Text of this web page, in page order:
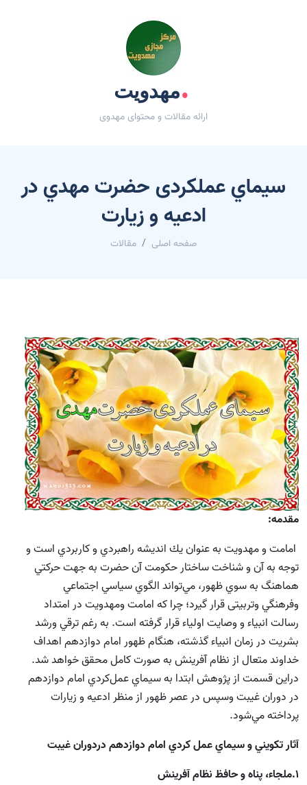
.مهدویت
ارائه مقالات و محتوای مهدوی
سيماي عملکردی حضرت مهدي در
ادعیه و زیارت
صفحه اصلی مقالات
مقدمه:
امامت و مهدويت به عنوان يك انديشه راهبردي و كاربردي است و
توجه به آن و شناخت ساختار حكومت آن حضرت به جهت حركتي
هماهنگ به سوي ظهور، مي‌تواند الگوي سياسي اجتماعي
وفرهنگي وتربیتی قرار گيرد؛ چرا که امامت ومهدويت در امتداد
رسالت انبياء و وصايت اولياء قرار گرفته است. به رغم ترقي ورشد
بشريت در زمان انبياء گذشته، هنگام ظهور امام دوازدهم اهداف
خداوند متعال از نظام آفرينش به صورت کامل محقق خواهد شد.
دراين قسمت از پژوهش ابتدا به سيماي عمل‌کردي امام دوازدهم
در دوران غيبت وسپس در عصر ظهور از منظر ادعيه و زيارات
پرداخته مي‌شود.
آثار تکويني و سيماي عمل كردي امام دوازدهم دردوران غيبت
1.ملجاء، پناه و حافظ نظام آفرينش